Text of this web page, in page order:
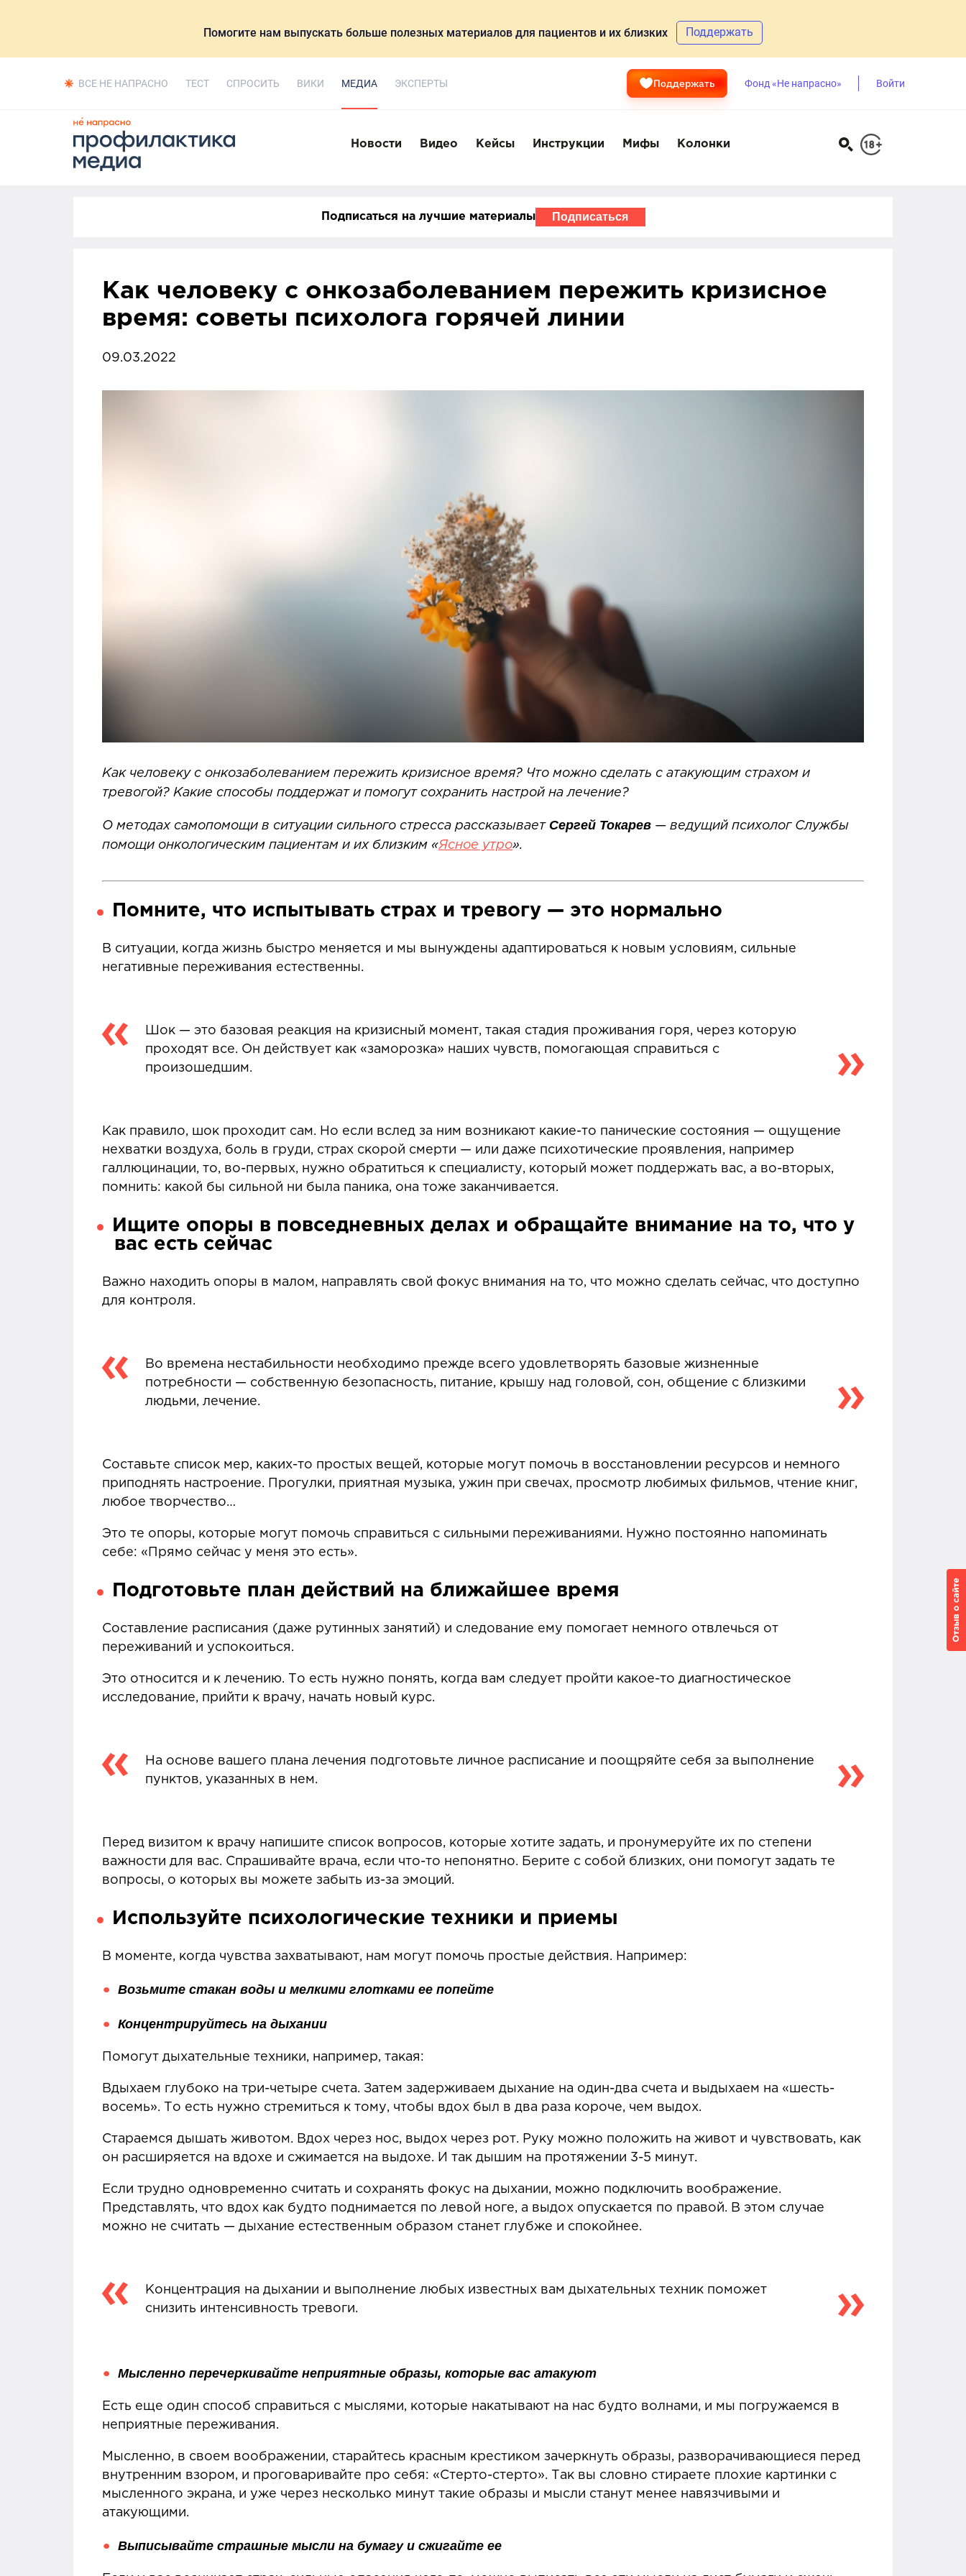
Помогите нам выпускать больше полезных материалов для пациентов и их близких Поддержать
ВСЕ НЕ НАПРАСНО ТЕСТ СПРОСИТЬ ВИКИ МЕДИА ЭКСПЕРТЫ Поддержать Фонд «Не напрасно» Войти
Новости Видео Кейсы Инструкции Мифы Колонки
Подписаться на лучшие материалы Подписаться
Как человеку с онкозаболеванием пережить кризисное
время: советы психолога горячей линии
09.03.2022
Как человеку с онкозаболеванием пережить кризисное время? Что можно сделать с атакующим страхом и
тревогой? Какие способы поддержат и помогут сохранить настрой на лечение?
О методах самопомощи в ситуации сильного стресса рассказывает Сергей Токарев — ведущий психолог Службы
помощи онкологическим пациентам и их близким «Ясное утро».
Помните, что испытывать страх и тревогу — это нормально
В ситуации, когда жизнь быстро меняется и мы вынуждены адаптироваться к новым условиям, сильные
негативные переживания естественны.
Шок — это базовая реакция на кризисный момент, такая стадия проживания горя, через которую
проходят все. Он действует как «заморозка» наших чувств, помогающая справиться с
произошедшим.
Как правило, шок проходит сам. Но если вслед за ним возникают какие-то панические состояния — ощущение
нехватки воздуха, боль в груди, страх скорой смерти — или даже психотические проявления, например
галлюцинации, то, во-первых, нужно обратиться к специалисту, который может поддержать вас, а во-вторых,
помнить: какой бы сильной ни была паника, она тоже заканчивается.
Ищите опоры в повседневных делах и обращайте внимание на то, что у
вас есть сейчас
Важно находить опоры в малом, направлять свой фокус внимания на то, что можно сделать сейчас, что доступно
для контроля.
Во времена нестабильности необходимо прежде всего удовлетворять базовые жизненные
потребности — собственную безопасность, питание, крышу над головой, сон, общение с близкими
людьми, лечение.
Составьте список мер, каких-то простых вещей, которые могут помочь в восстановлении ресурсов и немного
приподнять настроение. Прогулки, приятная музыка, ужин при свечах, просмотр любимых фильмов, чтение книг,
любое творчество…
Это те опоры, которые могут помочь справиться с сильными переживаниями. Нужно постоянно напоминать
себе: «Прямо сейчас у меня это есть».
Подготовьте план действий на ближайшее время
Составление расписания (даже рутинных занятий) и следование ему помогает немного отвлечься от
переживаний и успокоиться.
Это относится и к лечению. То есть нужно понять, когда вам следует пройти какое-то диагностическое
исследование, прийти к врачу, начать новый курс.
На основе вашего плана лечения подготовьте личное расписание и поощряйте себя за выполнение
пунктов, указанных в нем.
Перед визитом к врачу напишите список вопросов, которые хотите задать, и пронумеруйте их по степени
важности для вас. Спрашивайте врача, если что-то непонятно. Берите с собой близких, они помогут задать те
вопросы, о которых вы можете забыть из-за эмоций.
Используйте психологические техники и приемы
В моменте, когда чувства захватывают, нам могут помочь простые действия. Например:
Возьмите стакан воды и мелкими глотками ее попейте
Концентрируйтесь на дыхании
Помогут дыхательные техники, например, такая:
Вдыхаем глубоко на три-четыре счета. Затем задерживаем дыхание на один-два счета и выдыхаем на «шесть-
восемь». То есть нужно стремиться к тому, чтобы вдох был в два раза короче, чем выдох.
Стараемся дышать животом. Вдох через нос, выдох через рот. Руку можно положить на живот и чувствовать, как
он расширяется на вдохе и сжимается на выдохе. И так дышим на протяжении 3-5 минут.
Если трудно одновременно считать и сохранять фокус на дыхании, можно подключить воображение.
Представлять, что вдох как будто поднимается по левой ноге, а выдох опускается по правой. В этом случае
можно не считать — дыхание естественным образом станет глубже и спокойнее.
Концентрация на дыхании и выполнение любых известных вам дыхательных техник поможет
снизить интенсивность тревоги.
Мысленно перечеркивайте неприятные образы, которые вас атакуют
Есть еще один способ справиться с мыслями, которые накатывают на нас будто волнами, и мы погружаемся в
неприятные переживания.
Мысленно, в своем воображении, старайтесь красным крестиком зачеркнуть образы, разворачивающиеся перед
внутренним взором, и проговаривайте про себя: «Стерто-стерто». Так вы словно стираете плохие картинки с
мысленного экрана, и уже через несколько минут такие образы и мысли станут менее навязчивыми и
атакующими.
Выписывайте страшные мысли на бумагу и сжигайте ее